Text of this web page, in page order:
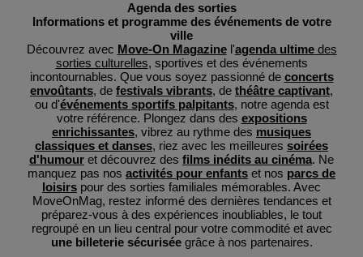
Agenda des sorties
Informations et programme des événements de votre
ville
Découvrez avec Move-On Magazinel'agenda ultimedes
sorties culturelles, sportives et des événements
incontournables. Que vous soyez passionné de concerts
envoûtants, de festivals vibrants, de théâtre captivant,
ou d'événements sportifs palpitants, notre agenda est
votre référence. Plongez dans des expositions
enrichissantes, vibrez au rythme des musiques
classiques et danses, riez avec les meilleures soirées
d'humour et découvrez des films inédits au cinéma. Ne
manquez pas nos activités pour enfants et nos parcs de
loisirs pour des sorties familiales mémorables. Avec
MoveOnMag, restez informé des dernières tendances et
préparez-vous à des expériences inoubliables, le tout
regroupé en un lieu central pour votre commodité et avec
une billeterie sécuriséegrâce à nos partenaires.